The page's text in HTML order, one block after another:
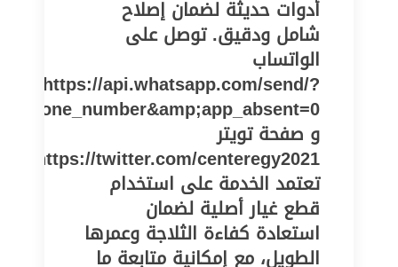
أدوات حديثة لضمان إصلاح
شامل ودقيق. توصل على
الواتساب
https://api.whatsapp.com/send/?
و صفحة تويتر
https://twitter.com/centeregy2021
تعتمد الخدمة على استخدام
قطع غيار أصلية لضمان
استعادة كفاءة الثلاجة وعمرها
الطويل، مع إمكانية متابعة ما